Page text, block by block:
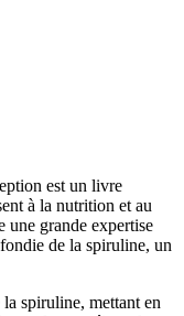
est un livre
à la nutrition et au
une grande expertise
de la spiruline, un
spiruline, mettant en